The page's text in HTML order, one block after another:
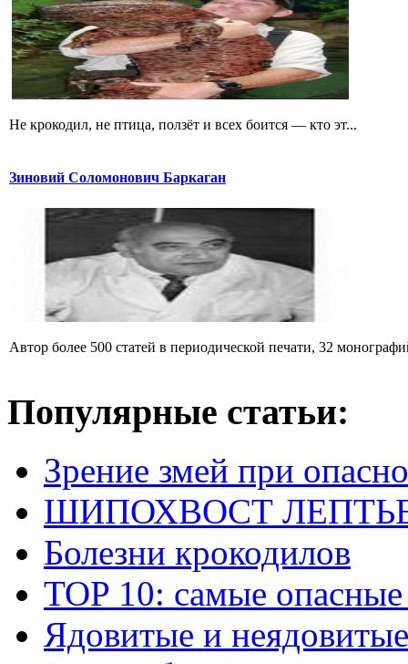
Не крокодил, не птица, ползёт и всех боится — кто эт...
Зиновий Соломонович Баркаган
Автор более 500 статей в периодической печати, 32
Популярные статьи:
Зрение змей при
ШИПОХВОСТ
Болезни крокодилов
TOP 10: самые
Ядовитые и